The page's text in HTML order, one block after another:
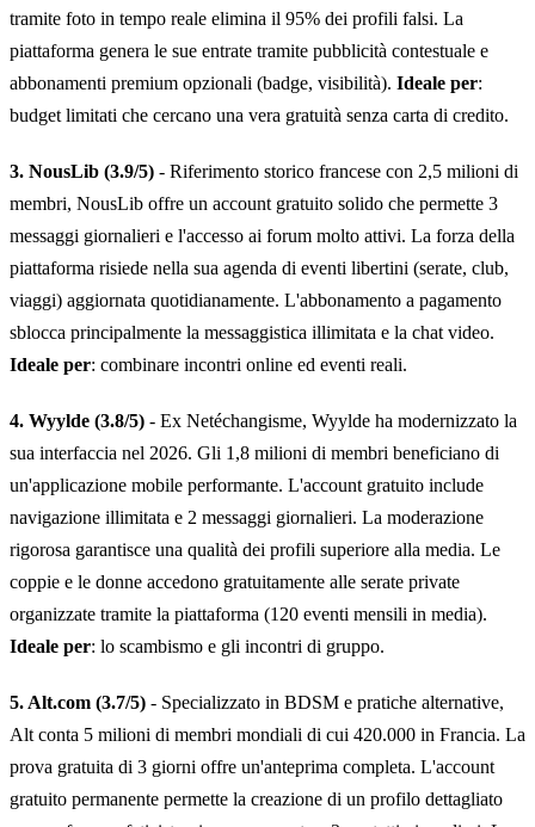
tramite foto in tempo reale elimina il 95% dei profili falsi. La
piattaforma genera le sue entrate tramite pubblicità contestuale e
abbonamenti premium opzionali (badge, visibilità). Ideale per:
budget limitati che cercano una vera gratuità senza carta di credito.
3. NousLib (3.9/5) - Riferimento storico francese con 2,5 milioni di
membri, NousLib offre un account gratuito solido che permette 3
messaggi giornalieri e l'accesso ai forum molto attivi. La forza della
piattaforma risiede nella sua agenda di eventi libertini (serate, club,
viaggi) aggiornata quotidianamente. L'abbonamento a pagamento
sblocca principalmente la messaggistica illimitata e la chat video.
Ideale per: combinare incontri online ed eventi reali.
4. Wyylde (3.8/5) - Ex Netéchangisme, Wyylde ha modernizzato la
sua interfaccia nel 2026. Gli 1,8 milioni di membri beneficiano di
un'applicazione mobile performante. L'account gratuito include
navigazione illimitata e 2 messaggi giornalieri. La moderazione
rigorosa garantisce una qualità dei profili superiore alla media. Le
coppie e le donne accedono gratuitamente alle serate private
organizzate tramite la piattaforma (120 eventi mensili in media).
Ideale per: lo scambismo e gli incontri di gruppo.
5. Alt.com (3.7/5) - Specializzato in BDSM e pratiche alternative,
Alt conta 5 milioni di membri mondiali di cui 420.000 in Francia. La
prova gratuita di 3 giorni offre un'anteprima completa. L'account
gratuito permanente permette la creazione di un profilo dettagliato